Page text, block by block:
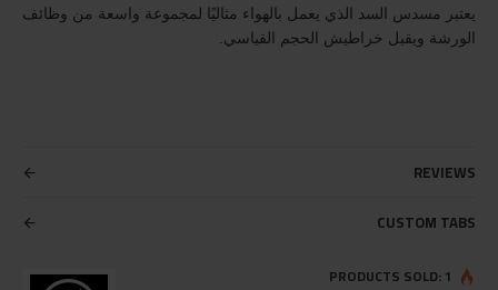
يعتبر مسدس السد الذي يعمل بالهواء مثاليًا لمجموعة واسعة من وظائف
الورشة ويقبل خراطيش الحجم القياسي.
REVIEWS
CUSTOM TABS
PRODUCTS SOLD: 1